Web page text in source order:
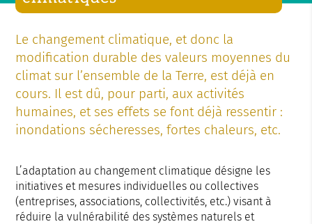
Le changement climatique, et donc la
modification durable des valeurs moyennes du
climat sur l’ensemble de la Terre, est déjà en
cours. Il est dû, pour parti, aux activités
humaines, et ses effets se font déjà ressentir :
inondations sécheresses, fortes chaleurs, etc.
L’adaptation au changement climatique désigne les
initiatives et mesures individuelles ou collectives
(entreprises, associations, collectivités, etc.) visant à
réduire la vulnérabilité des systèmes naturels et